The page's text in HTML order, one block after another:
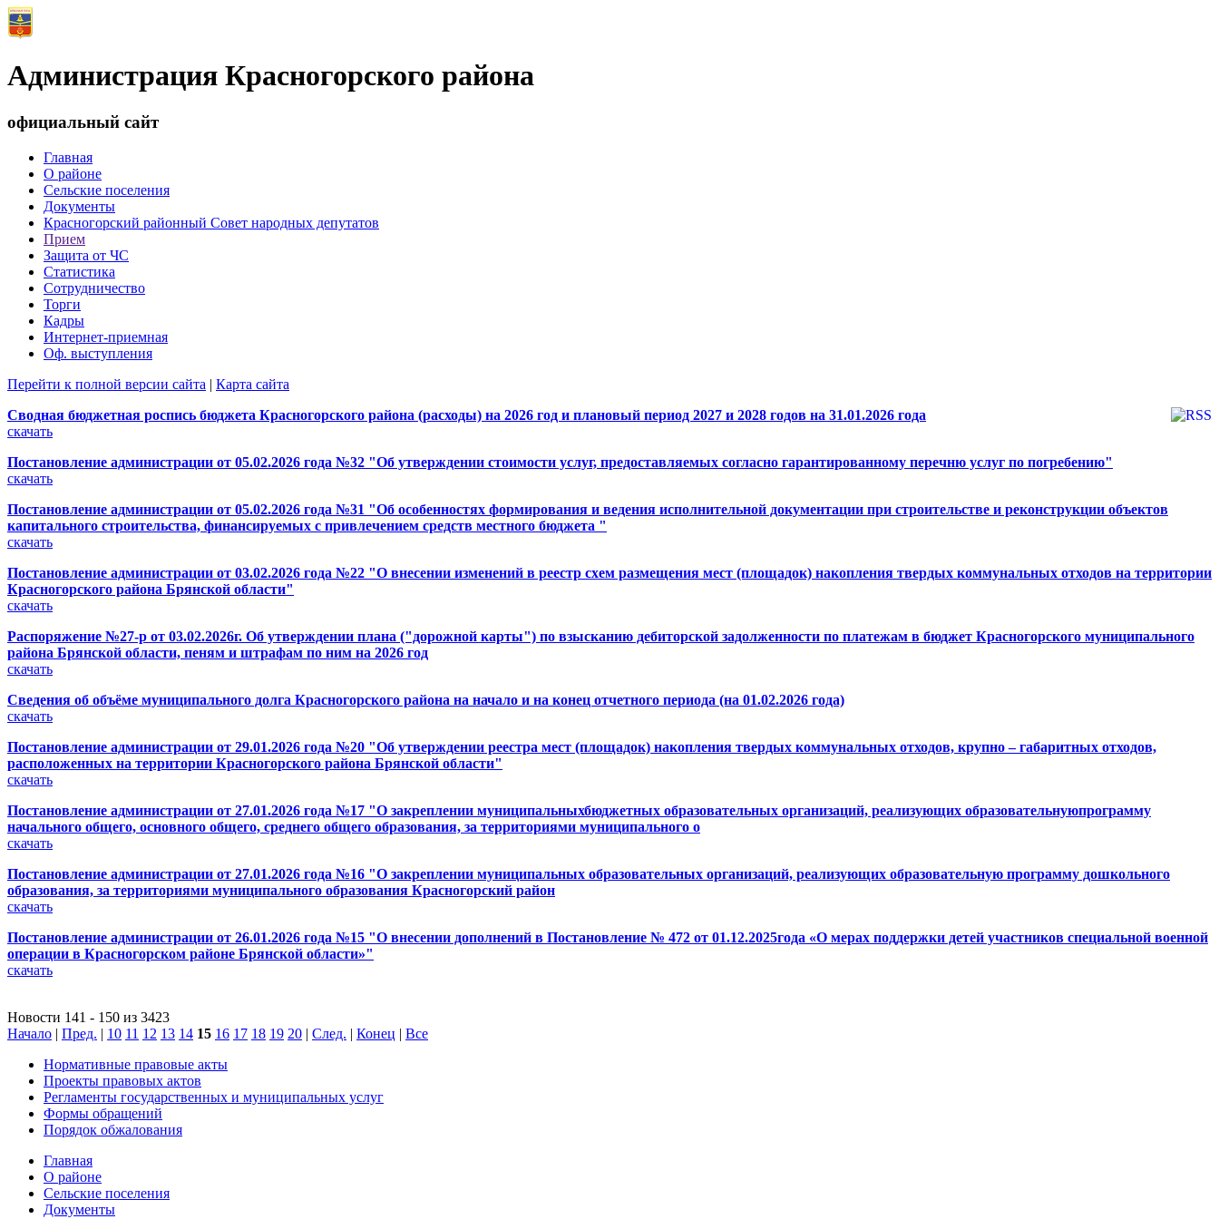
Администрация Красногорского района
официальный сайт
Главная
О районе
Сельские поселения
Документы
Красногорский районный Совет народных депутатов
Прием
Защита от ЧС
Статистика
Сотрудничество
Торги
Кадры
Интернет-приемная
Оф. выступления
Перейти к полной версии сайта | Карта сайта
Сводная бюджетная роспись бюджета Красногорского района (расходы) на 2026 год и плановый период 2027 и 2028 годов на 31.01.2026 года
скачать
Постановление администрации от 05.02.2026 года №32 "Об утверждении стоимости услуг, предоставляемых согласно гарантированному перечню услуг по погребению"
скачать
Постановление администрации от 05.02.2026 года №31 "Об особенностях формирования и ведения исполнительной документации при строительстве и реконструкции объектов
капитального строительства, финансируемых с привлечением средств местного бюджета "
скачать
Постановление администрации от 03.02.2026 года №22 "О внесении изменений в реестр схем размещения мест (площадок) накопления твердых коммунальных отходов на территории
Красногорского района Брянской области"
скачать
Распоряжение №27-р от 03.02.2026г. Об утверждении плана ("дорожной карты") по взысканию дебиторской задолженности по платежам в бюджет Красногорского муниципального
района Брянской области, пеням и штрафам по ним на 2026 год
скачать
Сведения об объёме муниципального долга Красногорского района на начало и на конец отчетного периода (на 01.02.2026 года)
скачать
Постановление администрации от 29.01.2026 года №20 "Об утверждении реестра мест (площадок) накопления твердых коммунальных отходов, крупно – габаритных отходов,
расположенных на территории Красногорского района Брянской области"
скачать
Постановление администрации от 27.01.2026 года №17 "О закреплении муниципальныхбюджетных образовательных организаций, реализующих образовательнуюпрограмму
начального общего, основного общего, среднего общего образования, за территориями муниципального о
скачать
Постановление администрации от 27.01.2026 года №16 "О закреплении муниципальных образовательных организаций, реализующих образовательную программу дошкольного
образования, за территориями муниципального образования Красногорский район
скачать
Постановление администрации от 26.01.2026 года №15 "О внесении дополнений в Постановление № 472 от 01.12.2025года «О мерах поддержки детей участников специальной военной
операции в Красногорском районе Брянской области»"
скачать
Новости 141 - 150 из 3423
Начало | Пред. | 10 11 12 13 14 15 16 17 18 19 20 | След. | Конец | Все
Нормативные правовые акты
Проекты правовых актов
Регламенты государственных и муниципальных услуг
Формы обращений
Порядок обжалования
Главная
О районе
Сельские поселения
Документы